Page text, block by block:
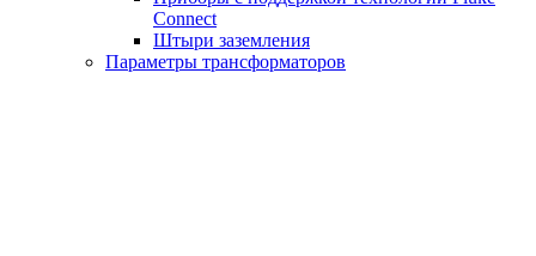
Connect
Штыри заземления
Параметры трансформаторов